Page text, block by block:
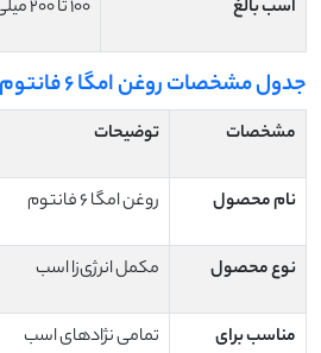
اسب بالغ ۱۰۰ تا ۲۰۰ میلی‌لیتر در روز
جدول مشخصات روغن امگا ۶ فانتوم
مشخصات توضیحات
نام محصول روغن امگا ۶ فانتوم
نوع محصول مکمل انرژی‌زا اسب
مناسب برای تمامی نژادهای اسب